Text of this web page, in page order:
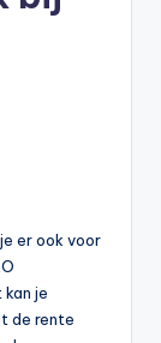
er ook voor
kan je
de rente